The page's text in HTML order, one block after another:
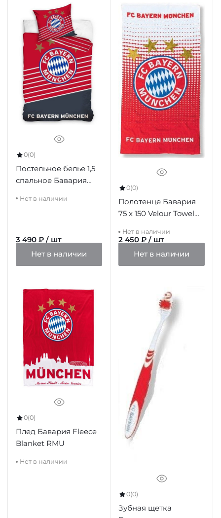
0(0)
Постельное белье 1,5
спальное Бавария
Нет в наличии
3 490 ₽ / шт
Нет в наличии
0(0)
Полотенце Бавария
75 x 150 Velour Towel
Нет в наличии
2 450 ₽ / шт
Нет в наличии
0(0)
Плед Бавария Fleece
Blanket RMU
Нет в наличии
0(0)
Зубная щетка